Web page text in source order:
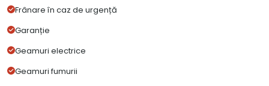
Frânare în caz de urgență
Garanție
Geamuri electrice
Geamuri fumurii